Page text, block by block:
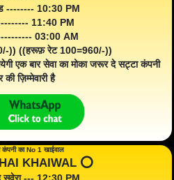
-------- 10:30 PM
11:40 PM
---------- 03:00 AM
)) ((हरूफ़ रेट 100=960/-))
एक बार सेवा का मोका जरूर दे सट्टा कंपनी
ज़िम्मेवारी है
कंपनी का No 1 खाईवाल
KHAIWAL ⭕️